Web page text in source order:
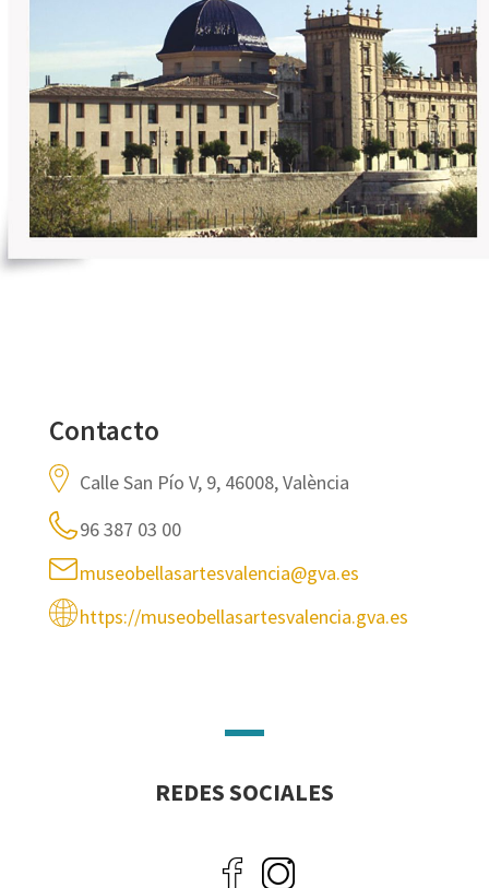
Contacto
Calle San Pío V, 9, 46008, València
96 387 03 00
museobellasartesvalencia@gva.es
https://museobellasartesvalencia.gva.es
REDES SOCIALES